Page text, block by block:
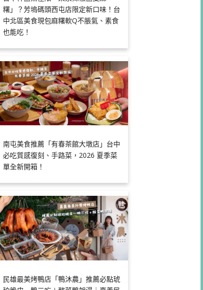
糬」？芳塢碼頭西屯店限定新口味！台
中北區美食現包麻糬軟Q不脹氣、素食
也能吃！
南屯美食推薦「有春茶館大墩店」台中
必吃質感復刻、手路菜，2026 夏季菜
單全新開箱！
民雄最美烤鴨店「鴨沐農」推薦必點琥